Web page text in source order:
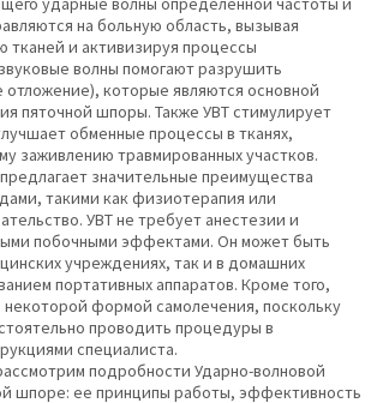
на больную область, вызывая
тканей и активизируя процессы
волны помогают разрушить
отложение), которые являются основной
пяточной шпоры. Также УВТ стимулирует
обменные процессы в тканях,
заживлению травмированных участков.
значительные преимущества
такими как физиотерапия или
УВТ не требует анестезии и
побочными эффектами. Он может быть
учреждениях, так и в домашних
портативных аппаратов. Кроме того,
некоторой формой самолечения, поскольку
проводить процедуры в
специалиста.
подробности Ударно-волновой
шпоре: ее принципы работы, эффективность